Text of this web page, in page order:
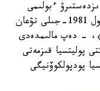
ءبولىمى
كۇدىكتىنىڭ تۇلعاسىن بىردەن انىقتادى. ول 1981-جىلى تۋعان
- دەپ مالىمدەدى
پوليتسيا قىزمەتى
پودپولكوۆنيگى